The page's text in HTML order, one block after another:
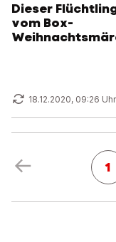
Dieser
vom Box-
18.12.2020, 09:26 Uhr
1